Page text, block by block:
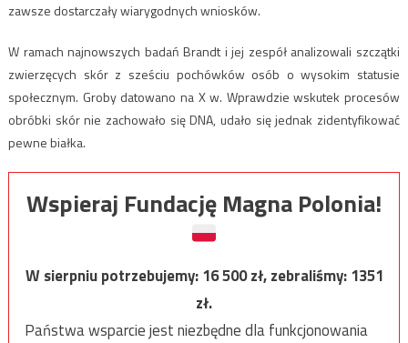
zawsze dostarczały wiarygodnych wniosków.
W ramach najnowszych badań Brandt i jej zespół analizowali szczątki
zwierzęcych skór z sześciu pochówków osób o wysokim statusie
społecznym. Groby datowano na X w. Wprawdzie wskutek procesów
obróbki skór nie zachowało się DNA, udało się jednak zidentyfikować
pewne białka.
Wspieraj Fundację Magna Polonia!
W sierpniu potrzebujemy:16 500zł, zebraliśmy:1351
zł.
Państwa wsparcie jest niezbędne dla funkcjonowania